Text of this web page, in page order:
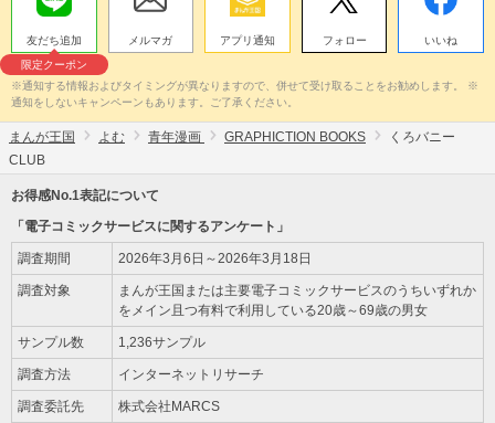
友だち追加
限定クーポン
メルマガ アプリ通知 フォロー いいね
※通知する情報およびタイミングが異なりますので、併せて受け取ることをお勧めします。 ※
通知をしないキャンペーンもあります。ご了承ください。
まんが王国 よむ 青年漫画 GRAPHICTION BOOKS
くろバニー
CLUB
お得感No.1表記について
「電子コミックサービスに関するアンケート」
調査期間 2026年3月6日～2026年3月18日
調査対象
まんが王国または主要電子コミックサービスのうちいずれか
をメイン且つ有料で利用している20歳～69歳の男女
サンプル数 1,236サンプル
調査方法 インターネットリサーチ
調査委託先 株式会社MARCS